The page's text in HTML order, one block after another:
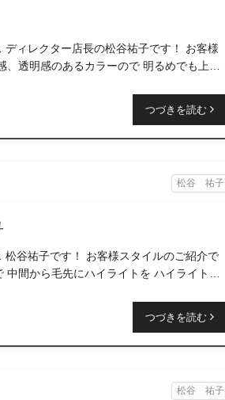
ィレクター店長の松谷祐子です！ お客様
透明感のあるカラーので 明るめでも上品
つづきを読む
松谷 祐子
谷祐子です！ お客様スタイルのご紹介で
間から毛先にハイライトを ハイライトは
つづきを読む
松谷 祐子